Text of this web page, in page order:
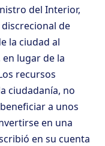
del Interior,
discrecional de
la ciudad al
lugar de la
recursos
ciudadanía, no
a unos
en una
en su cuenta